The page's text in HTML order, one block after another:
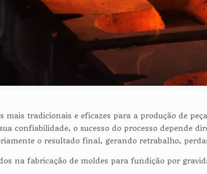
tradicionais e eficazes para a produção de
confiabilidade, o sucesso do processo depende
o resultado final, gerando retrabalho,
na fabricação de moldes para fundição por